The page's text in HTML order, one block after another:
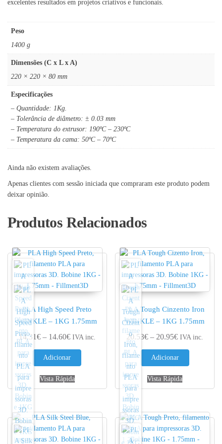
excelentes resultados em projetos criativos e funcionais.
Peso
1400 g
Dimensões (C x L x A)
220 × 220 × 80 mm
Especificações
– Quantidade: 1Kg.
– Tolerância de diâmetro: ± 0.03 mm
– Temperatura do extrusor: 190ºC – 230ºC
– Temperatura da cama: 50ºC – 70ºC
Ainda não existem avaliações.
Apenas clientes com sessão iniciada que compraram este produto podem
deixar opinião.
Produtos Relacionados
PLA High Speed Preto
WINKLE – 1KG 1.75mm
14.31€ – 14.60€Price range: 14.31€ through 14.60€
IVA inc.
Adicionar
Vista Rápida
PLA Tough Cinzento Iron
WINKLE – 1KG 1.75mm
20.53€ – 20.95€Price range:
IVA inc.
Adicionar
Vista Rápida